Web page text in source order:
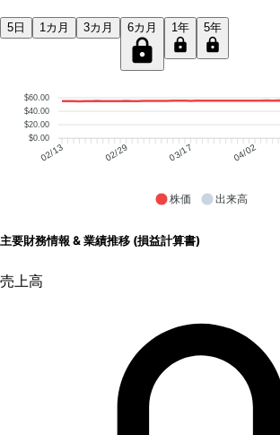
5日 1カ月 3カ月 6カ月 1年 5年
$60.00
$40.00
$20.00
$0.00
02/13 02/29 03/17 04/02
株価 出来高
主要財務情報 & 業績推移 (損益計算書)
売上高